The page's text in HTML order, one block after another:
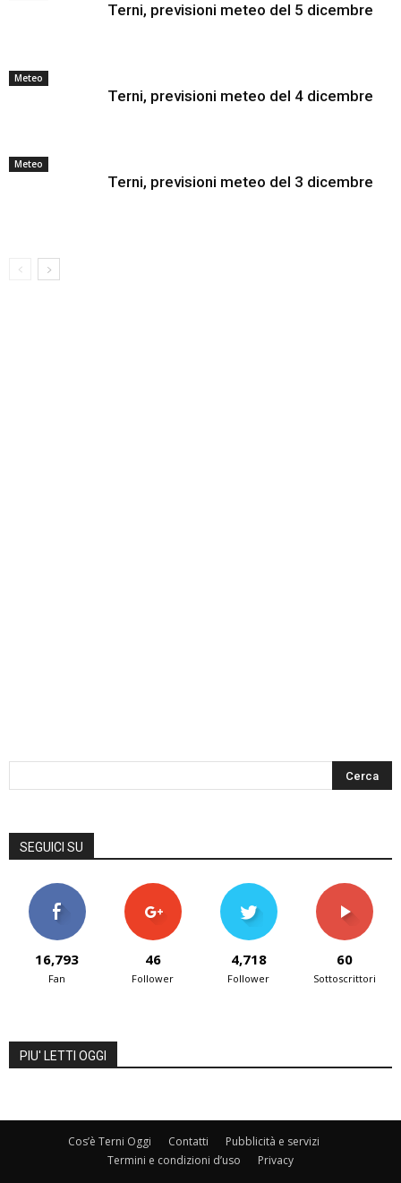
Terni, previsioni meteo del 5 dicembre
Meteo
Terni, previsioni meteo del 4 dicembre
Meteo
Terni, previsioni meteo del 3 dicembre
SEGUICI SU
16,793
Fan
46
Follower
4,718
Follower
60
Sottoscrittori
PIU' LETTI OGGI
Cos’è Terni Oggi Contatti
Pubblicità e servizi
Termini e condizioni d’uso
Privacy